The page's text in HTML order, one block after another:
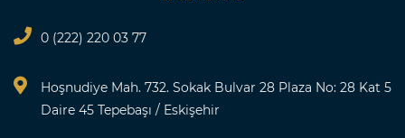
0 (222) 220 03 77
Hoşnudiye Mah. 732. Sokak Bulvar 28 Plaza No: 28 Kat 5
Daire 45 Tepebaşı / Eskişehir